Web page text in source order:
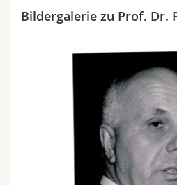
Bildergalerie zu Prof. Dr.